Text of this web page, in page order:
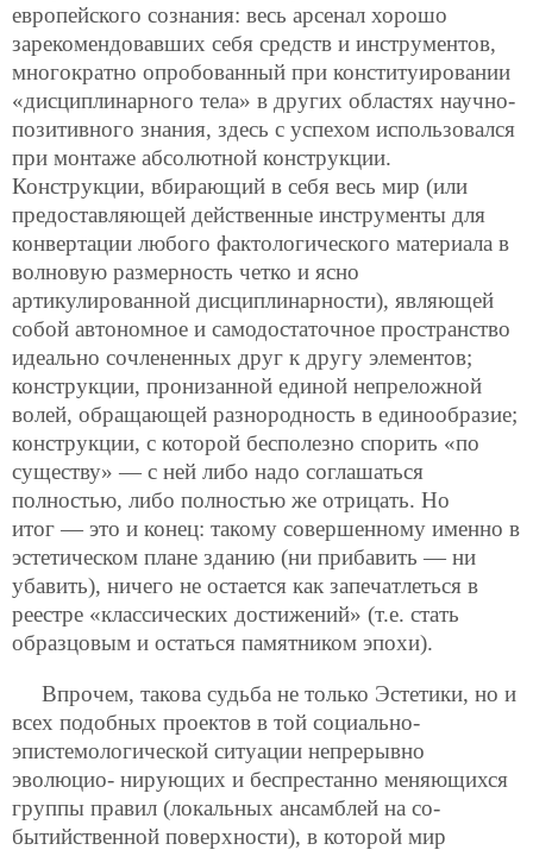
европейского сознания: весь арсенал хорошо
зарекомендовавших себя средств и инструментов,
многократно опробованный при конституировании
«дисциплинарного тела» в других областях научно-
позитивного знания, здесь с успехом использовался
при монтаже абсолютной конструкции.
Конструкции, вбирающий в себя весь мир (или
предоставляющей действенные инструменты для
конвертации любого фактологического материала в
волновую размерность четко и ясно
артикулированной дисциплинарности), являющей
собой автономное и самодостаточное пространство
идеально сочлененных друг к другу элементов;
конструкции, пронизанной единой непреложной
волей, обращающей разнородность в единообразие;
конструкции, с которой бесполезно спорить «по
существу» — с ней либо надо соглашаться
полностью, либо полностью же отрицать. Но
итог — это и конец: такому совершенному именно в
эстетическом плане зданию (ни прибавить — ни
убавить), ничего не остается как запечатлеться в
реестре «классических достижений» (т.е. стать
образцовым и остаться памятником эпохи).
Впрочем, такова судьба не только Эстетики, но и
всех подобных проектов в той социально-
эпистемологической ситуации непрерывно
эволюцио- нирующих и беспрестанно меняющихся
группы правил (локальных ансамблей на со-
бытийственной поверхности), в которой мир